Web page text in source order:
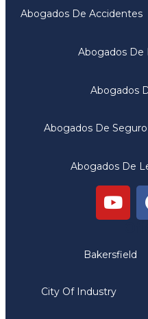
Abogados De Accidentes
Abogados De
Abogados
Abogados De
Abogados De
Bakersfield
City Of Industry